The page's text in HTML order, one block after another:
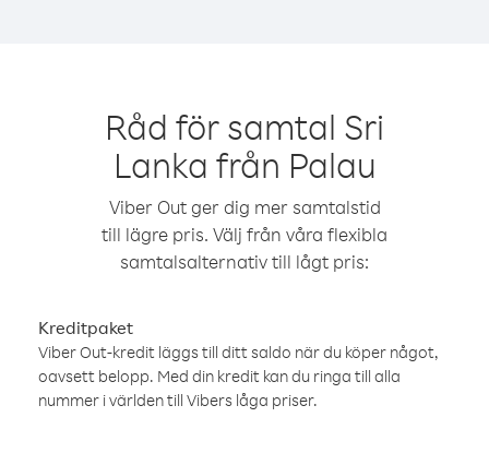
Råd för samtal Sri
Lanka från Palau
Viber Out ger dig mer samtalstid
till lägre pris. Välj från våra flexibla
samtalsalternativ till lågt pris:
Kreditpaket
Viber Out-kredit läggs till ditt saldo när du köper något,
oavsett belopp. Med din kredit kan du ringa till alla
nummer i världen till Vibers låga priser.